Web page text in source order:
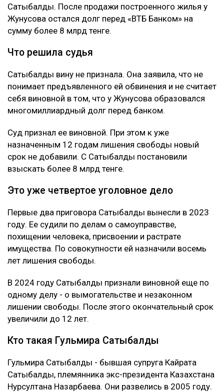
Сатыбалды. После продажи построенного жилья у
Жунусова остался долг перед «ВТБ Банком» на
сумму более 8 млрд тенге.
Что решила судья
Сатыбалды вину не признала. Она заявила, что не
понимает предъявленного ей обвинения и не считает
себя виновной в том, что у Жунусова образовался
многомиллиардный долг перед банком.
Суд признал ее виновной. При этом к уже
назначенным 12 годам лишения свободы новый
срок не добавили. С Сатыбалды постановили
взыскать более 8 млрд тенге.
Это уже четвертое уголовное дело
Первые два приговора Сатыбалды вынесли в 2023
году. Ее судили по делам о самоуправстве,
похищении человека, присвоении и растрате
имущества. По совокупности ей назначили восемь
лет лишения свободы.
В 2024 году Сатыбалды признали виновной еще по
одному делу - о вымогательстве и незаконном
лишении свободы. После этого окончательный срок
увеличили до 12 лет.
Кто такая Гульмира Сатыбалды
Гульмира Сатыбалды - бывшая супруга Кайрата
Сатыбалды, племянника экс-президента Казахстана
Нурсултана Назарбаева. Они развелись в 2005 году.